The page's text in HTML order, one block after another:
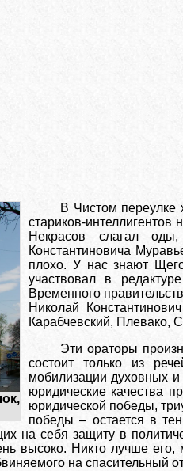
В Чистом переулке
стариков-интеллигентов
Некрасов слагал
Константиновича
плохо. У нас знают
участвовал в
Временного
Николай
Карабчевский, Плевако,
Эти ораторы
состоит только из
мобилизации духовных и
юридические качества
юридической победы,
победы – остается в
на себя защиту в
высоко. Никто лучше
на спасительный